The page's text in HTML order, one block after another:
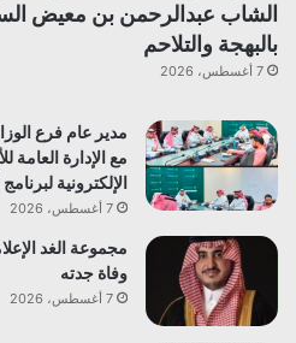
الشاب عبدالرحمن بن معيض
بالبهجة والتلاحم
7 أغسطس، 2026
مدير عام فرع
مع الإدارة العامة
الإلكترونية
7 أغسطس، 2026
مجموعة الغد
وفاة جدته
7 أغسطس، 2026